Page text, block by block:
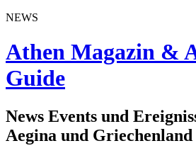
NEWS
Athen Magazin &
Guide
News Events und
Aegina und Griechenland